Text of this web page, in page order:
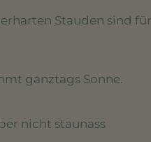
Stauden sind
ganztags Sonne.
nicht staunass